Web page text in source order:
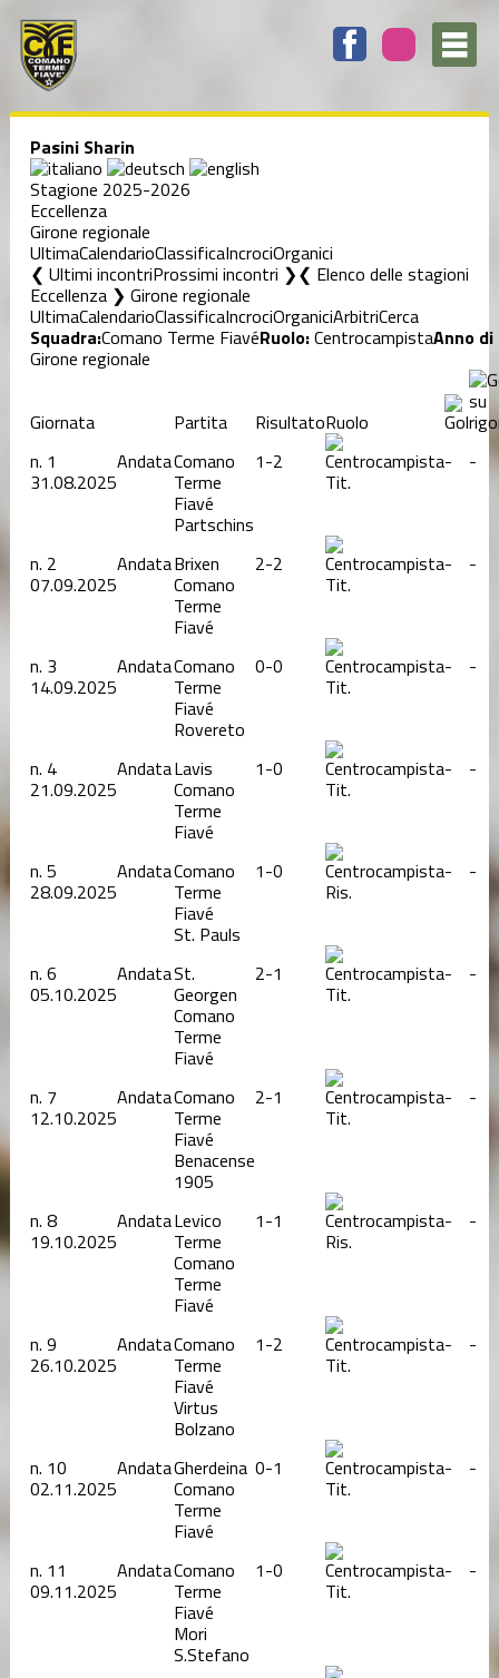
Pasini Sharin
Stagione 2025-2026
Eccellenza
Girone regionale
UltimaCalendarioClassificaIncrociOrganici
❮ Ultimi incontriProssimi incontri ❯ Elenco delle stagioni
Eccellenza ❯ Girone regionale
UltimaCalendarioClassificaIncrociOrganiciArbitriCerca
Squadra:Comano Terme FiavéRuolo:CentrocampistaAnno
Girone regionale
Giornata Partita RisultatoRuolo
n. 1
31.08.2025
AndataComano
Terme
Fiavé
Partschins
1-2
Tit.
- -
n. 2
07.09.2025
AndataBrixen
Comano
Terme
Fiavé
2-2
Tit.
- -
n. 3
14.09.2025
AndataComano
Terme
Fiavé
Rovereto
0-0
Tit.
- -
n. 4
21.09.2025
AndataLavis
Comano
Terme
Fiavé
1-0
Tit.
- -
n. 5
28.09.2025
AndataComano
Terme
Fiavé
St. Pauls
1-0
Ris.
- -
n. 6
05.10.2025
AndataSt.
Georgen
Comano
Terme
Fiavé
2-1
Tit.
- -
n. 7
12.10.2025
AndataComano
Terme
Fiavé
Benacense
1905
2-1
Tit.
- -
n. 8
19.10.2025
AndataLevico
Terme
Comano
Terme
Fiavé
1-1
Ris.
- -
n. 9
26.10.2025
AndataComano
Terme
Fiavé
Virtus
Bolzano
1-2
Tit.
- -
n. 10
02.11.2025
AndataGherdeina
Comano
Terme
Fiavé
0-1
Tit.
- -
n. 11
09.11.2025
AndataComano
Terme
Fiavé
Mori
S.Stefano
1-0
Tit.
- -